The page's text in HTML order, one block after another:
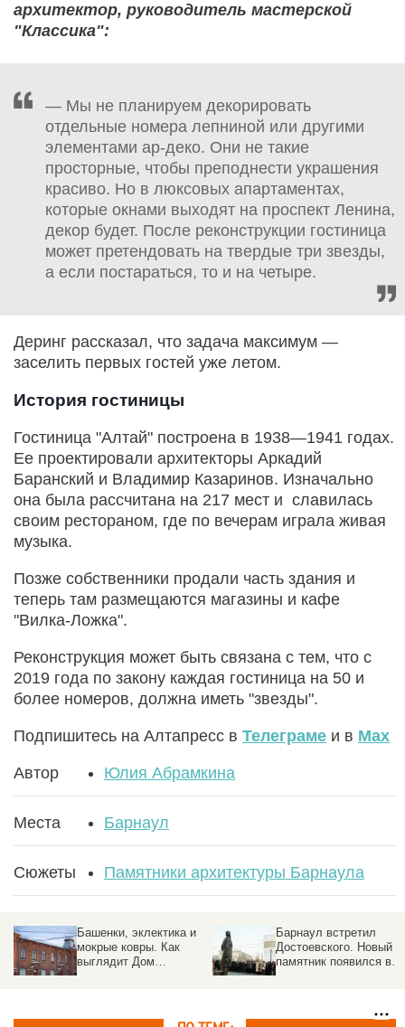
архитектор, руководитель мастерской
"Классика":
— Мы не планируем декорировать
отдельные номера лепниной или другими
элементами ар-деко. Они не такие
просторные, чтобы преподнести украшения
красиво. Но в люксовых апартаментах,
которые окнами выходят на проспект Ленина,
декор будет. После реконструкции гостиница
может претендовать на твердые три звезды,
а если постараться, то и на четыре.
Деринг рассказал, что задача максимум —
заселить первых гостей уже летом.
История гостиницы
Гостиница "Алтай" построена в 1938—1941 годах.
Ее проектировали архитекторы Аркадий
Баранский и Владимир Казаринов. Изначально
она была рассчитана на 217 мест и славилась
своим рестораном, где по вечерам играла живая
музыка.
Позже собственники продали часть здания и
теперь там размещаются магазины и кафе
"Вилка-Ложка".
Реконструкция может быть связана с тем, что с
2019 года по закону каждая гостиница на 50 и
более номеров, должна иметь "звезды".
Подпишитесь на Алтапресс в Телеграме и в Max
Автор Юлия Абрамкина
Места Барнаул
Сюжеты Памятники архитектуры Барнаула
Башенки, эклектика и
мокрые ковры. Как
выглядит Дом
Барнаул встретил
Достоевского. Новый
памятник появился в